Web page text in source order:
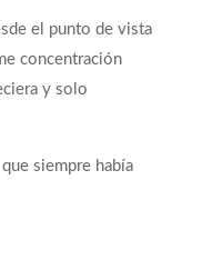
el punto de vista
concentración
y solo
siempre había